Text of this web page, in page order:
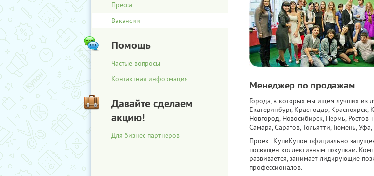
Пресса
Вакансии
Помощь
Частые вопросы
Контактная информация
Давайте сделаем
акцию!
Для бизнес-партнеров
Менеджер по продажам
Города, в которых мы ищем лучших из
Екатеринбург, Краснодар,
Новгород, Новосибирск, Пермь, Ростов-
Самара, Саратов, Тольятти, Тюмень, Уфа,
Проект КупиКупон официально
посвящен коллективным покупкам.
развивается, занимает лидирующие
профессионалов.